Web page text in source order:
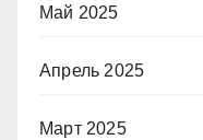
Май 2025
Апрель 2025
Март 2025